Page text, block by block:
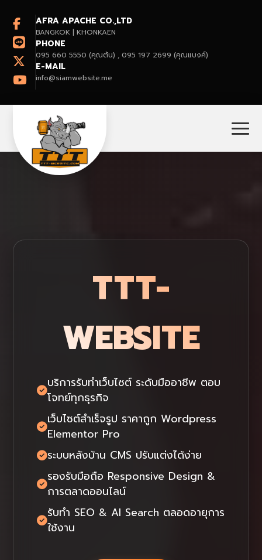
AFRA APACHE CO.,LTD
BANGKOK | KHONKAEN
PHONE
095 660 5550 (คุณต้น) , 095 197 2699 (คุณแบงค์)
E-MAIL
info@siamwebsite.me
TTT-
WEBSITE
บริการรับทำเว็บไซต์ ระดับมืออาชีพ ตอบ
โจทย์ทุกธุรกิจ
เว็บไซต์สำเร็จรูป ราคาถูก Wordpress
Elementor Pro
ระบบหลังบ้าน CMS ปรับแต่งได้ง่าย
รองรับมือถือ Responsive Design &
การตลาดออนไลน์
รับทำ SEO & AI Search ตลอดอายุการ
ใช้งาน